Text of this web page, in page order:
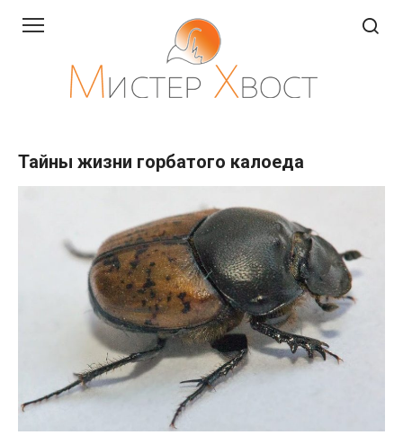
Тайны жизни горбатого калоеда